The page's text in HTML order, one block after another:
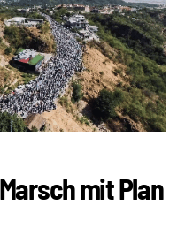
mit Plan